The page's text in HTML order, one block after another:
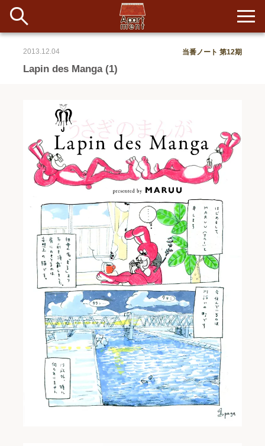
#アイデア #イベント #インド #エッセイ
#暮らし #生活 #留学 #考え事 #音楽
イベント&ショップ
長期滞在者&more
アパートメントについて
寄付について
配信
入居者一覧
Lapin des Manga (1)
2013.12.04 当番ノート 第12期